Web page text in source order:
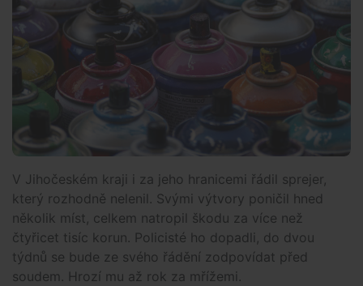
V Jihočeském kraji i za jeho hranicemi řádil sprejer,
který rozhodně nelenil. Svými výtvory poničil hned
několik míst, celkem natropil škodu za více než
čtyřicet tisíc korun. Policisté ho dopadli, do dvou
týdnů se bude ze svého řádění zodpovídat před
soudem. Hrozí mu až rok za mřížemi.